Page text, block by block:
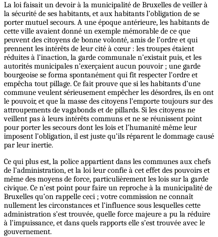
La loi faisait un devoir à la municipalité de Bruxelles de veiller à
la sécurité de ses habitants, et aux habitants l’obligation de se
porter mutuel secours. A une époque antérieure, les habitants de
cette ville avaient donné un exemple mémorable de ce que
peuvent des citoyens de bonne volonté, amis de l’ordre et qui
prennent les intérêts de leur cité à cœur : les troupes étaient
réduites à l’inaction, la garde communale n’existait puis, et les
autorités municipales n’exerçaient aucun pouvoir ; une garde
bourgeoise se forma spontanément qui fit respecter l’ordre et
empêcha tout pillage. Ce fait prouve que si les habitants d’une
commune veulent sérieusement empêcher les désordres, ils en ont
le pouvoir, et que la masse des citoyens l’emporte toujours sur des
attroupements de vagabonds et de pillards. Si les citoyens ne
veillent pas à leurs intérêts communs et ne se réunissent point
pour porter les secours dont les lois et l’humanité même leur
imposent l’obligation, il est juste qu’ils réparent le dommage causé
par leur inertie.
Ce qui plus est, la police appartient dans les communes aux chefs
de l’administration, et la loi leur confie à cet effet des pouvoirs et
même des moyens de force, particulièrement les lois sur la garde
civique. Ce n’est point pour faire un reproche à la municipalité de
Bruxelles qu’on rappelle ceci ; votre commission ne connaît
nullement les circonstances et l’influence sous lesquelles cette
administration s’est trouvée, quelle force majeure a pu la réduire
à l’impuissance, et dans quels rapports elle s’est trouvée avec le
gouvernement.